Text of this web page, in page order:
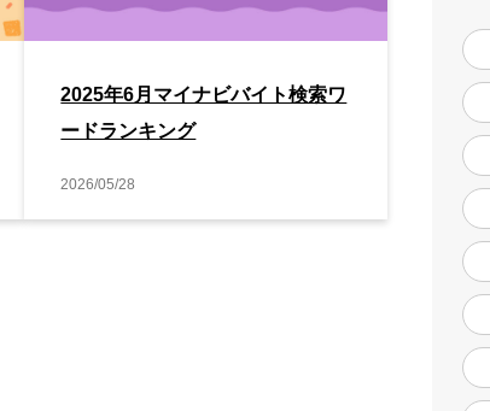
2025年6月マイナビバイト検索ワ
ードランキング
2026/05/28